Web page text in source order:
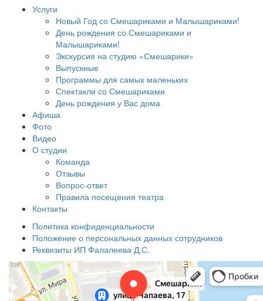
Услуги
Новый Год со Смешариками и Малышариками!
День рождения со Смешариками и
Малышариками!
Экскурсия на студию «Смешарики»
Выпускные
Программы для самых маленьких
Спектакли со Смешариками
День рождения у Вас дома
Афиша
Фото
Видео
О студии
Команда
Отзывы
Вопрос-ответ
Правила посещения театра
Контакты
Политика конфиденциальности
Положение о персональных данных сотрудников
Реквизиты ИП Фалалеева Д.С.